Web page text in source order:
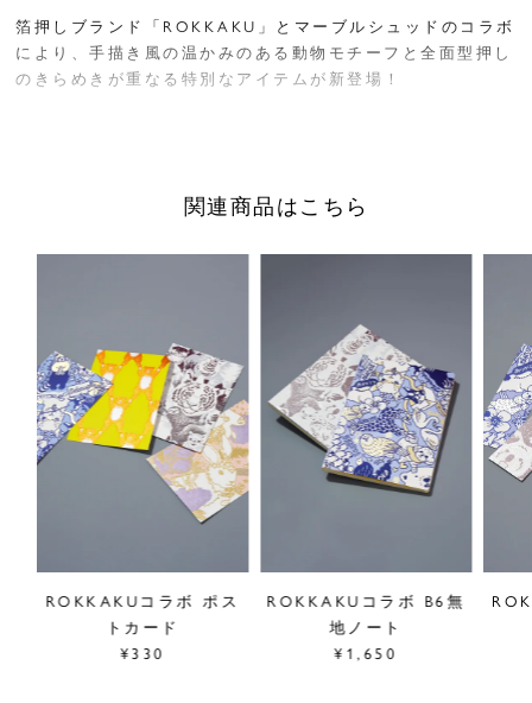
箔押しブランド「ROKKAKU」とマーブルシュッドのコラボ
により、手描き風の温かみのある動物モチーフと全面型押し
のきらめきが重なる特別なアイテムが新登場！
何気ないひとときに特別感を添えます。
【ROKKAKU】
■"ROKKAKU"シリーズはこちら
※こちらの商品のお買い上げポイントは会員ランクに関わら
ず一律1%です。またポイントはご使用いただけません。
サイズ／W315×H162mm 文庫本サイズ(厚さ3cm)対応
商品番号
89GF999241
採寸について
関連商品はこちら
ROKKAKUコラボ ポス
トカード
¥330
ROKKAKUコラボ B6無
地ノート
¥1,650